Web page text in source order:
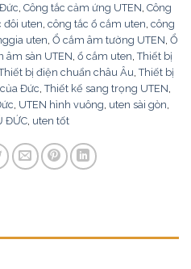
Công tắc cảm ứng UTEN Công
đôi uten công tắc ổ cắm uten công
uten Ổ cắm âm tường UTEN Ổ
âm sàn UTEN ổ cắm uten ,Thiết bị
bị điện chuẩn châu Âu ,Thiết bị
Đức ,Thiết kế sang trọng UTEN
UTEN hình vuông uten sài gòn
ĐỨC uten tốt